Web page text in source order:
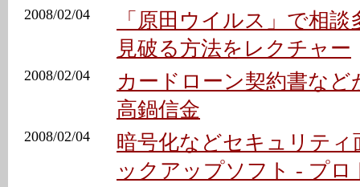
2008/02/04
「原田ウイルス」で相
見破る方法をレクチャー
2008/02/04
カードローン契約書など
高鍋信金
2008/02/04
暗号化などセキュリテ
ックアップソフト - プロ